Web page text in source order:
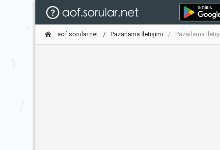
aof.sorular.net Pazarlama İletişimi Pazarlama